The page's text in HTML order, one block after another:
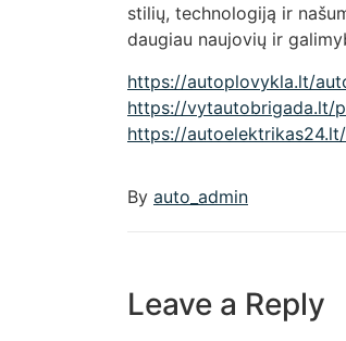
stilių, technologiją ir
daugiau naujovių ir
https://autoplovykla.lt/
https://vytautobrigada.lt/
https://
By auto_admin
Leave a Reply